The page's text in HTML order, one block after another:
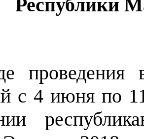
Республики
проведения
с 4 июня по